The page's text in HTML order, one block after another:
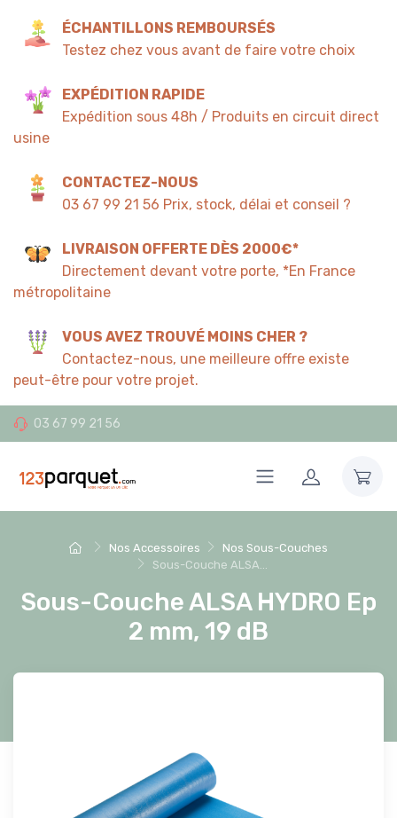
ÉCHANTILLONS REMBOURSÉS
Testez chez vous avant de faire votre choix
EXPÉDITION RAPIDE
Expédition sous 48h / Produits en circuit direct
usine
CONTACTEZ-NOUS
03 67 99 21 56 Prix, stock, délai et conseil ?
LIVRAISON OFFERTE DÈS 2000€*
Directement devant votre porte, *En France
métropolitaine
VOUS AVEZ TROUVÉ MOINS CHER ?
Contactez-nous, une meilleure offre existe
peut-être pour votre projet.
03 67 99 21 56
Nos Accessoires
Nos Sous-Couches
Sous-Couche ALSA...
Sous-Couche ALSA HYDRO Ep
2 mm, 19 dB